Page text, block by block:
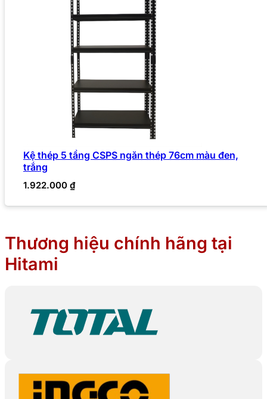
Kệ thép 5 tầng CSPS ngăn thép 76cm màu đen,
trắng
1.922.000 ₫
Thương hiệu chính hãng tại
Hitami